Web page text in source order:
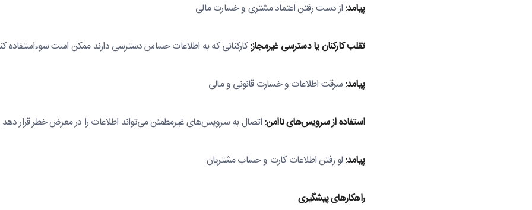
پیامد:از دست رفتن اعتماد مشتری و خسارت مالی
تقلب کارکنان یا دسترسی غیرمجاز:کارکنانی که به اطلاعات حساس دسترسی دارند ممکن است سوءاستفاده
پیامد:سرقت اطلاعات و خسارت قانونی و مالی
استفاده از سرویس‌های ناامن:اتصال به سرویس‌های غیرمطمئن می‌تواند اطلاعات را در معرض خطر قرار دهد.
پیامد:لو رفتن اطلاعات کارت و حساب مشتریان
راهکارهای پیشگیری